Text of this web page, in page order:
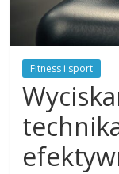
Fitness i sport